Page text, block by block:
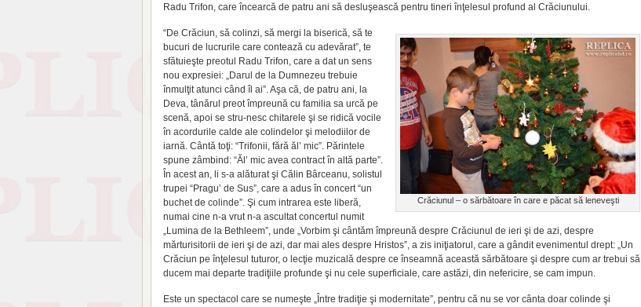
Radu Trifon, care încearcă de patru ani să desluşească pentru tineri înţelesul profund al Crăciunului.
Crăciunul – o sărbătoare în care e păcat să leneveşti
“De Crăciun, să colinzi, să mergi la biserică, să te
bucuri de lucrurile care contează cu adevărat”, te
sfătuieşte preotul Radu Trifon, care a dat un sens
nou expresiei: „Darul de la Dumnezeu trebuie
înmulţit atunci când îl ai”. Aşa că, de patru ani, la
Deva, tânărul preot împreună cu familia sa urcă pe
scenă, apoi se stru-nesc chitarele şi se ridică vocile
în acordurile calde ale colindelor şi melodiilor de
iarnă. Cântă toţi: “Trifonii, fără ăl’ mic”. Părintele
spune zâmbind: “Ăl’ mic avea contract în altă parte”.
În acest an, li s-a alăturat şi Călin Bârceanu, solistul
trupei “Pragu’ de Sus”, care a adus în concert “un
buchet de colinde”. Şi cum intrarea este liberă,
numai cine n-a vrut n-a ascultat concertul numit
„Lumina de la Bethleem”, unde „Vorbim şi cântăm împreună despre Crăciunul de ieri şi de azi, despre
mărturisitorii de ieri şi de azi, dar mai ales despre Hristos”, a zis iniţiatorul, care a gândit evenimentul drept: „Un
Crăciun pe înţelesul tuturor, o lecţie muzicală despre ce înseamnă această sărbătoare şi despre cum ar trebui să
ducem mai departe tradiţiile profunde şi nu cele superficiale, care astăzi, din nefericire, se cam impun.
Este un spectacol care se numeşte „Între tradiţie şi modernitate”, pentru că nu se vor cânta doar colinde şi